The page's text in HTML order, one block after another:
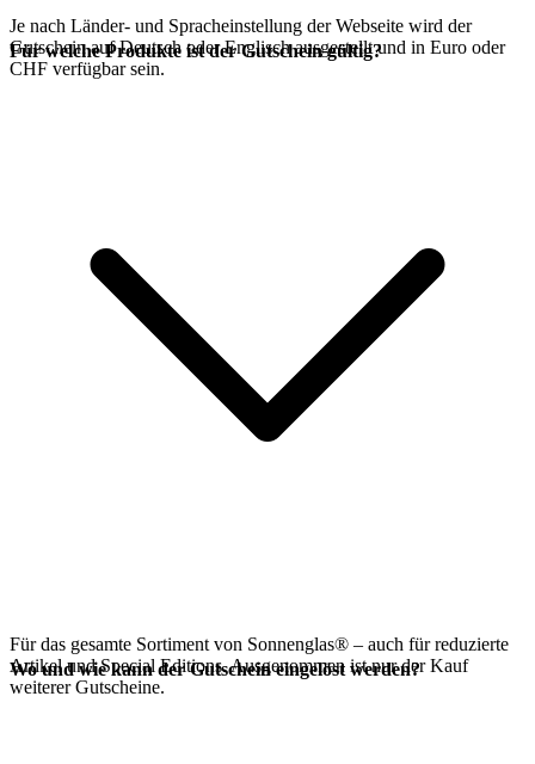
Je nach Länder- und Spracheinstellung der Webseite wird der
Gutschein auf Deutsch oder Englisch ausgestellt und in Euro oder
CHF verfügbar sein.
Für welche Produkte ist der Gutschein gültig?
Für das gesamte Sortiment von Sonnenglas® – auch für reduzierte
Artikel und Special Editions. Ausgenommen ist nur der Kauf
weiterer Gutscheine.
Wo und wie kann der Gutschein eingelöst werden?